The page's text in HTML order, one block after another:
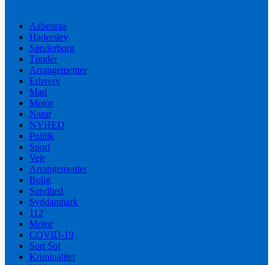
Aabenraa
Haderslev
Sønderborg
Tønder
Arrangementer
Erhverv
Mad
Motor
Natur
NYHED
Politik
Sport
Vejr
Arrangementer
Bolig
Sundhed
Syddanmark
112
Motor
COVID-19
Sort Sol
Kriminalitet